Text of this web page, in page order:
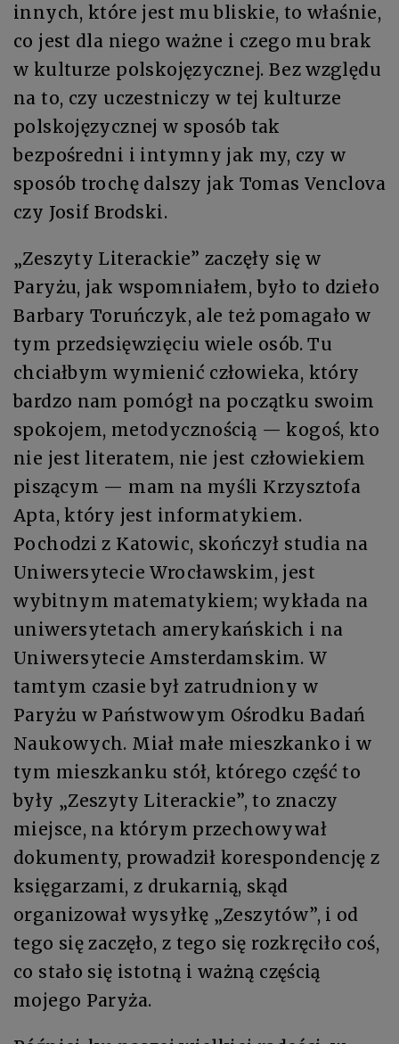
innych, które jest mu bliskie, to właśnie,
co jest dla niego ważne i czego mu brak
w kulturze polskojęzycznej. Bez względu
na to, czy uczestniczy w tej kulturze
polskojęzycznej w sposób tak
bezpośredni i intymny jak my, czy w
sposób trochę dalszy jak Tomas Venclova
czy Josif Brodski.
„Zeszyty Literackie” zaczęły się w
Paryżu, jak wspomniałem, było to dzieło
Barbary Toruńczyk, ale też pomagało w
tym przedsięwzięciu wiele osób. Tu
chciałbym wymienić człowieka, który
bardzo nam pomógł na początku swoim
spokojem, metodycznością — kogoś, kto
nie jest literatem, nie jest człowiekiem
piszącym — mam na myśli Krzysztofa
Apta, który jest informatykiem.
Pochodzi z Katowic, skończył studia na
Uniwersytecie Wrocławskim, jest
wybitnym matematykiem; wykłada na
uniwersytetach amerykańskich i na
Uniwersytecie Amsterdamskim. W
tamtym czasie był zatrudniony w
Paryżu w Państwowym Ośrodku Badań
Naukowych. Miał małe mieszkanko i w
tym mieszkanku stół, którego część to
były „Zeszyty Literackie”, to znaczy
miejsce, na którym przechowywał
dokumenty, prowadził korespondencję z
księgarzami, z drukarnią, skąd
organizował wysyłkę „Zeszytów”, i od
tego się zaczęło, z tego się rozkręciło coś,
co stało się istotną i ważną częścią
mojego Paryża.